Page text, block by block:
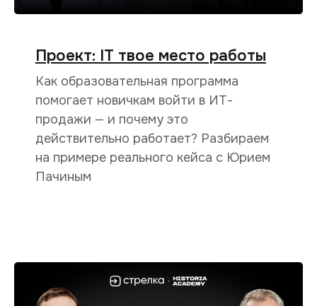
Проект: IT твое место работы
Как образовательная программа
помогает новичкам войти в ИТ-
продажи — и почему это
действительно работает? Разбираем
на примере реального кейса с Юрием
Пачиным